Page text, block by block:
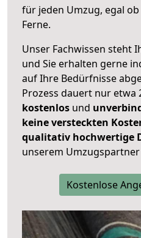
für jeden Umzug, egal
Ferne.
Unser Fachwissen steht
und Sie erhalten gerne
auf Ihre Bedürfnisse
Prozess dauert nur etwa
kostenlos und
keine versteckten
qualitativ hochwertige
unserem
Kostenlose